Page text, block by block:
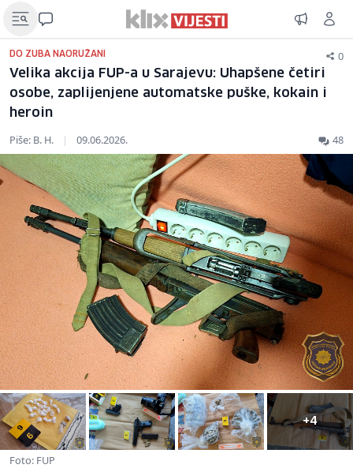
DO ZUBA NAORUŽANI 0
Velika akcija FUP-a u Sarajevu: Uhapšene četiri
osobe, zaplijenjene automatske puške, kokain i
heroin
Piše: B. H. | 09.06.2026. 48
+4
Foto: FUP